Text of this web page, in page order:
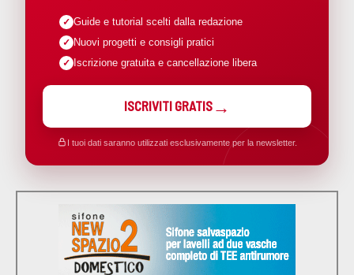
Guide e tutorial scelti dalla redazione
Nuovi progetti e consigli pratici
Iscrizione gratuita e cancellazione libera
ISCRIVITI GRATIS
I tuoi dati saranno utilizzati esclusivamente per la newsletter.